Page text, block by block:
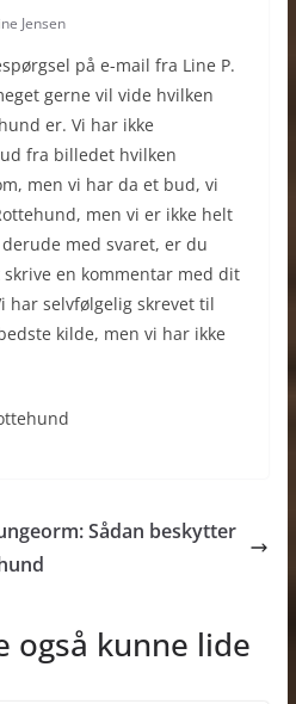
Jensen
på e-mail fra Line P.
gerne vil vide hvilken
er. Vi har ikke
fra billedet hvilken
men vi har da et bud, vi
men vi er ikke helt
med svaret, er du
en kommentar med dit
har selvfølgelig skrevet til
kilde, men vi har ikke
Sådan beskytter
også kunne lide